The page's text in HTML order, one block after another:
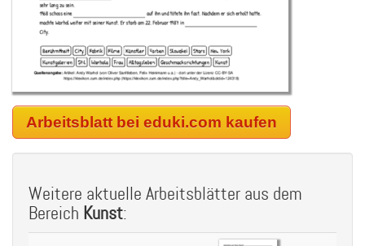
Arbeitsblatt bei eduki.com kaufen
Weitere aktuelle Arbeitsblätter aus dem
Bereich Kunst: